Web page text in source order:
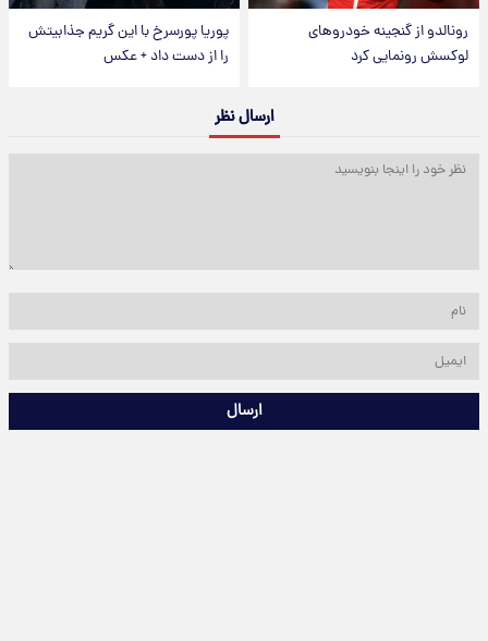
رونالدو از گنجینه خودروهای
لوکسش رونمایی کرد
پوریا پورسرخ با این گریم جذابیتش
را از دست داد + عکس
ارسال نظر
ارسال